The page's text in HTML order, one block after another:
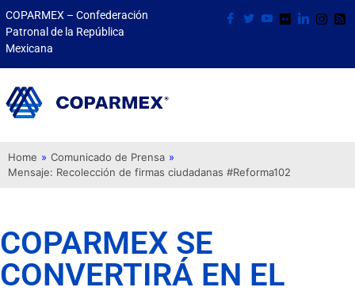
COPARMEX – Confederación
Patronal de la República
Mexicana
Home » Comunicado de Prensa »
Mensaje: Recolección de firmas ciudadanas #Reforma102
COPARMEX SE
CONVERTIRÁ EN EL